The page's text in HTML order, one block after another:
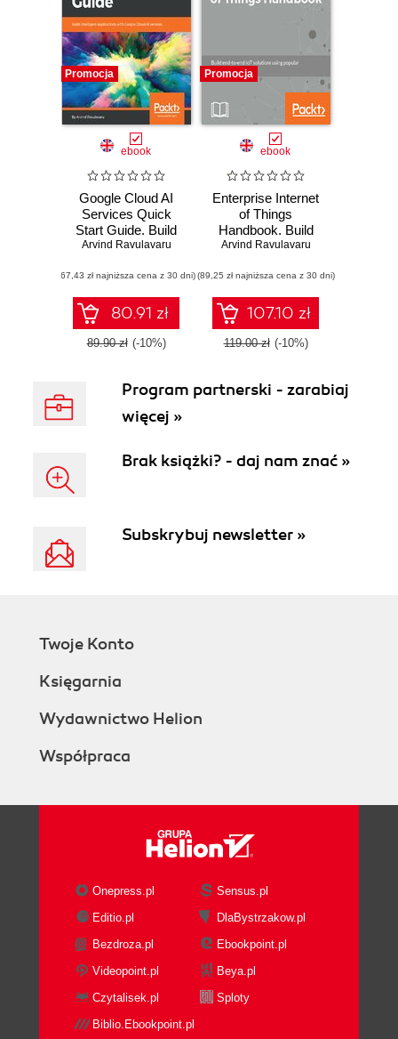
Promocja
ebook
Google Cloud AI
Services Quick
Start Guide. Build
intelligent
Google Cloud AI
services
Arvind Ravulavaru
(67,43 zł najniższa cena z 30 dni)
80.91 zł
89.90 zł (-10%)
Promocja
ebook
Enterprise Internet
of Things
Handbook. Build
end-to-end IoT
popular IoT
platforms
Arvind Ravulavaru
(89,25 zł najniższa cena z 30 dni)
107.10 zł
119.00 zł (-10%)
Program partnerski - zarabiaj
więcej »
Brak książki? - daj nam znać »
Subskrybuj newsletter »
Twoje Konto
Księgarnia
Wydawnictwo Helion
Współpraca
Onepress.pl
Sensus.pl
Editio.pl
DlaBystrzakow.pl
Bezdroza.pl
Ebookpoint.pl
Videopoint.pl
Beya.pl
Czytalisek.pl
Sploty
Biblio.Ebookpoint.pl